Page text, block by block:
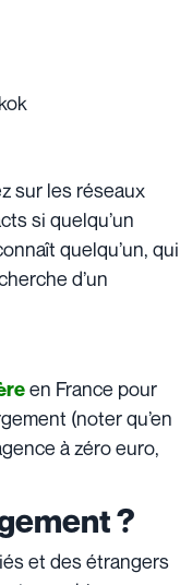
sur les réseaux
si quelqu’un
quelqu’un, qui
d’un
en France pour
(noter qu’en
à zéro euro,
?
et des étrangers